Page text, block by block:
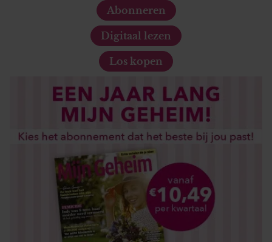
Abonneren
Digitaal lezen
Los kopen